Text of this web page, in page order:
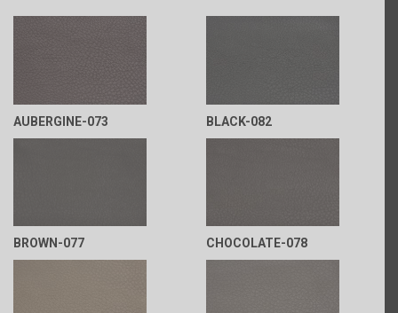
AUBERGINE-073 BLACK-082
BROWN-077 CHOCOLATE-078